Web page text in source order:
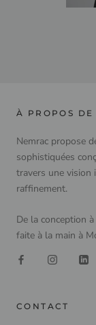
À PROPOS DE
Nemrac propose
sophistiquées
travers une vision
raffinement.
De la conception
faite à la main à
CONTACT